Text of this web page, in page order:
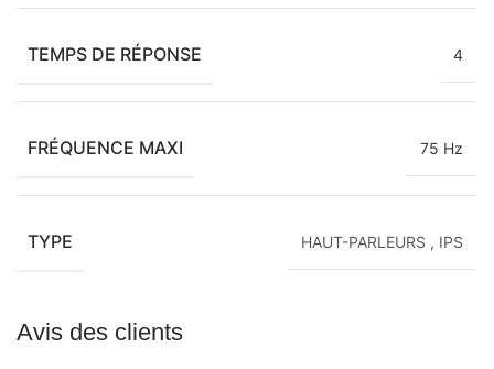
TEMPS DE RÉPONSE 4
FRÉQUENCE MAXI 75 Hz
TYPE HAUT-PARLEURS , IPS
Avis des clients